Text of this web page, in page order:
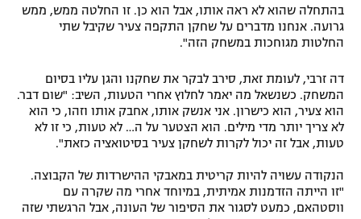
בהתחלה שהוא לא ראה אותו, אבל הוא כן. זו החלטה ממש, ממש
גרועה. אנחנו מדברים על שחקן התקפה צעיר שקיבל שתי
החלטות מגוחכות במשחק הזה".
דה זרבי, לעומת זאת, סירב לבקר את שחקנו והגן עליו בסיום
המשחק. כשנשאל מה יאמר לחלוץ אחרי הטעות, השיב: "שום דבר.
הוא צעיר, הוא כישרון. אני אנשק אותו, אחבק אותו וזהו, כי הוא
לא צריך יותר מדי מילים. הוא הצטער על ה… לא טעות, כי זו לא
טעות, אבל זה יכול לקרות לשחקן צעיר בסיטואציה כזאת".
הנקודה עשויה להיות קריטית במאבקי ההישרדות של הקבוצה.
"זו הייתה הזדמנות אמיתית, במיוחד אחרי מה שקרה עם
ווסטהאם, כמעט לסגור את הסיפור של העונה, אבל הרגשתי שזה